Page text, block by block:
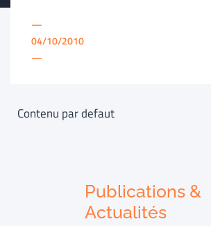
—
04/10/2010
—
Contenu par defaut
Publications &
Actualités